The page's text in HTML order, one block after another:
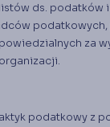
ds. podatków
za
podatkowy z